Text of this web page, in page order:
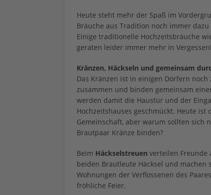
Heute steht mehr der Spaß im
Bräuche aus Tradition noch immer
Einige traditionelle Hochzeitsbräuche
geraten leider immer mehr in
Kränzen, Häckseln und gemeinsam
Das Kränzen ist in einigen Dörfern
zusammen und binden gemeinsam
werden damit die Haustür und der
Hochzeitshauses geschmückt. Heute
Gemeinschaft, aber warum sollten sich
Brautpaar Kränze binden?
Beim Häckselstreuen verteilen Freunde
beiden Brautleute Häcksel und machen
Wohnungen der Verflossenen des
fröhliche Feier.